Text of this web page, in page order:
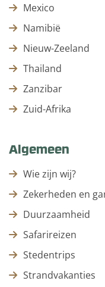
Mexico
Namibië
Nieuw-Zeeland
Thailand
Zanzibar
Zuid-Afrika
Algemeen
Wie zijn wij?
Zekerheden en
Duurzaamheid
Safarireizen
Stedentrips
Strandvakanties